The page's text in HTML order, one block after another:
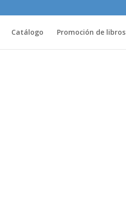
Catálogo Promoción de libros